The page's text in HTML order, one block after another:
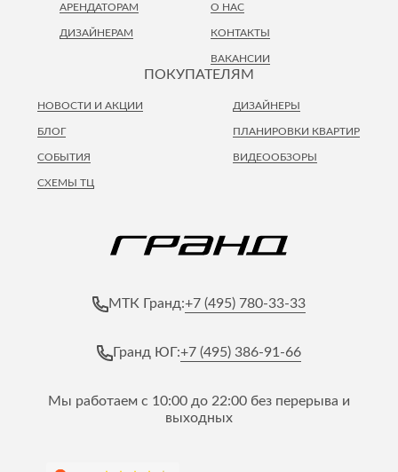
ПОКУПАТЕЛЯМ
НОВОСТИ И АКЦИИ
ПЛАНИРОВКИ КВАРТИР
ВИДЕООБЗОРЫ
БЛОГ
СОБЫТИЯ
СХЕМЫ ТЦ
ДИЗАЙНЕРЫ
АРЕНДАТОРАМ
ДИЗАЙНЕРАМ
О НАС
КОНТАКТЫ
ВАКАНСИИ
МТК Гранд:+7 (495) 780-33-33
Гранд ЮГ:+7 (495) 386-91-66
Мы работаем с 10:00 до 22:00 без перерыва и
выходных